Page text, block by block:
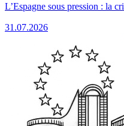
L’Espagne sous pression : la
31.07.2026